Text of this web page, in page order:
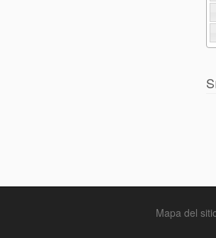
Mapa del